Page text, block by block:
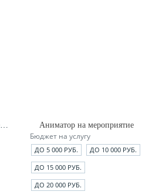
Творческий коллектив на мероприятии Аниматор на мероприятие
Бюджет на услугу
ДО 5 000 РУБ.
ДО 10 000 РУБ.
ДО 15 000 РУБ.
ДО 20 000 РУБ.